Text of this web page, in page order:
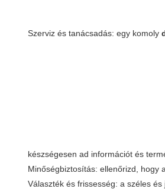
Szerviz és tanácsadás: egy komoly
készségesen ad információt és
Minőségbiztosítás: ellenőrizd, hogy
Választék és frissesség: a széles